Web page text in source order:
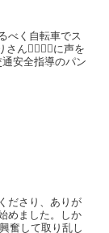
べく自転車でス
ん👮‍♂️👮‍♂️に声を
安全指導のパン
ださり、ありが
めました。しか
奮して取り乱し